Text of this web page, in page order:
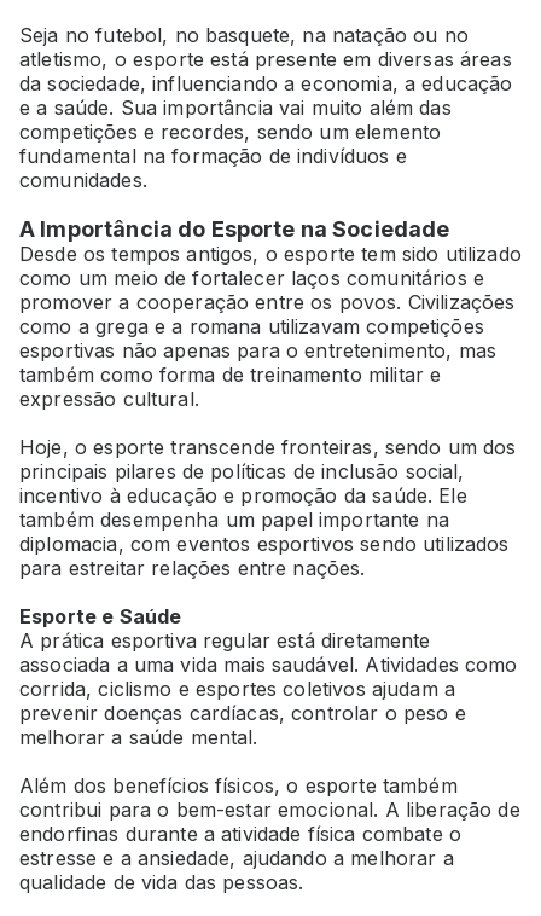
Seja no futebol, no basquete, na natação ou no
atletismo, o esporte está presente em diversas áreas
da sociedade, influenciando a economia, a educação
e a saúde. Sua importância vai muito além das
competições e recordes, sendo um elemento
fundamental na formação de indivíduos e
comunidades.
A Importância do Esporte na Sociedade
Desde os tempos antigos, o esporte tem sido utilizado
como um meio de fortalecer laços comunitários e
promover a cooperação entre os povos. Civilizações
como a grega e a romana utilizavam competições
esportivas não apenas para o entretenimento, mas
também como forma de treinamento militar e
expressão cultural.
Hoje, o esporte transcende fronteiras, sendo um dos
principais pilares de políticas de inclusão social,
incentivo à educação e promoção da saúde. Ele
também desempenha um papel importante na
diplomacia, com eventos esportivos sendo utilizados
para estreitar relações entre nações.
Esporte e Saúde
A prática esportiva regular está diretamente
associada a uma vida mais saudável. Atividades como
corrida, ciclismo e esportes coletivos ajudam a
prevenir doenças cardíacas, controlar o peso e
melhorar a saúde mental.
Além dos benefícios físicos, o esporte também
contribui para o bem-estar emocional. A liberação de
endorfinas durante a atividade física combate o
estresse e a ansiedade, ajudando a melhorar a
qualidade de vida das pessoas.